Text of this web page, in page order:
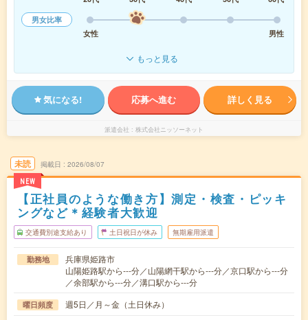
男女比率
女性
男性
もっと見る
気になる! 応募へ進む 詳しく見る
派遣会社 株式会社ニッソーネット
未読
NEW
掲載日 2026/08/07
【正社員のような働き方】測定・検査・ピッキ
ングなど＊経験者大歓迎
交通費別途支給あり 土日祝日が休み 無期雇用派遣
勤務地
兵庫県姫路市
山陽姫路駅から---分／山陽網干駅から---分／京口駅から---分
／余部駅から---分／溝口駅から---分
曜日頻度 週5日／月～金（土日休み）